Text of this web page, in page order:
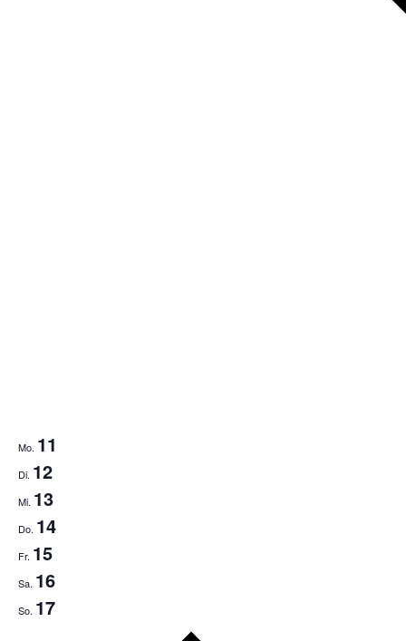
Mo. 11
Di. 12
Mi. 13
Do. 14
Fr. 15
Sa. 16
So. 17